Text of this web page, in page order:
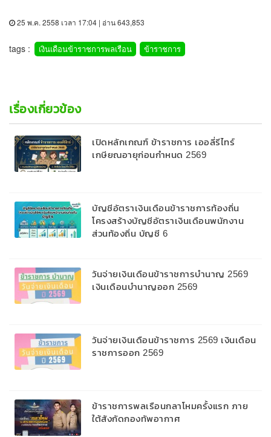
25 พ.ค. 2558 เวลา 17:04 | อ่าน 643,853
tags : เงินเดือนข้าราชการพลเรือน ข้าราชการ
เรื่องเกี่ยวข้อง
เปิดหลักเกณฑ์ ข้าราชการ เออลี่รีไทร์
เกษียณอายุก่อนกำหนด 2569
บัญชีอัตราเงินเดือนข้าราชการท้องถิ่น
โครงสร้างบัญชีอัตราเงินเดือนพนักงาน
ส่วนท้องถิ่น บัญชี 6
วันจ่ายเงินเดือนข้าราชการบํานาญ 2569
เงินเดือนบำนาญออก 2569
วันจ่ายเงินเดือนข้าราชการ 2569 เงินเดือน
ราชการออก 2569
ข้าราชการพลเรือนกลาโหมครั้งแรก ภาย
ใต้สังกัดกองทัพอากาศ